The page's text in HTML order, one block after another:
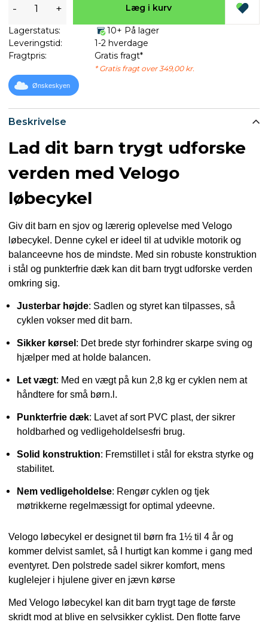
Beskrivelse
Lad dit barn trygt udforske
verden med Velogo
løbecykel
Giv dit barn en sjov og lærerig oplevelse med Velogo
løbecykel. Denne cykel er ideel til at udvikle motorik og
balanceevne hos de mindste. Med sin robuste konstruktion
i stål og punkterfrie dæk kan dit barn trygt udforske verden
omkring sig.
Justerbar højde: Sadlen og styret kan tilpasses, så
cyklen vokser med dit barn.
Sikker kørsel : Det brede styr forhindrer skarpe sving og
hjælper med at holde balancen.
Let vægt: Med en vægt på kun 2,8 kg er cyklen nem at
håndtere for små børn.l.
Punkterfrie dæk: Lavet af sort PVC plast, der sikrer
holdbarhed og vedligeholdelsesfri brug.
Solid konstruktion: Fremstillet i stål for ekstra styrke og
stabilitet.
Nem vedligeholdelse: Rengør cyklen og tjek
møtrikkerne regelmæssigt for optimal ydeevne.
Velogo løbecykel er designet til børn fra 1½ til 4 år og
kommer delvist samlet, så I hurtigt kan komme i gang med
eventyret. Den polstrede sadel sikrer komfort, mens
kuglelejer i hjulene giver en jævn kørse
Med Velogo løbecykel kan dit barn trygt tage de første
skridt mod at blive en selvsikker cyklist. Den flotte farve
- + Læg i kurv
Lagerstatus:
10+ På lager
Leveringstid:
1-2 hverdage
Fragtpris:
Gratis fragt*
* Gratis fragt over 349,00 kr.
Ønskeskyen